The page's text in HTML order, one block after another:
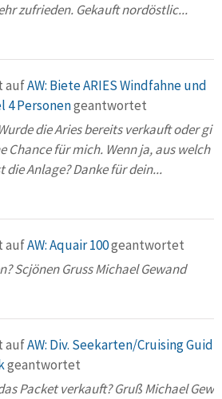
zufrieden. Gekauft nordöstlic...
aufAW: Biete ARIES Windfahne und
4 Personengeantwortet
die Aries bereits verkauft oder gi
Chance für mich. Wenn ja, aus welch
die Anlage? Danke für dein...
aufAW: Aquair 100geantwortet
Scjönen Gruss Michael Gewand
aufAW: Div. Seekarten/Cruising Guid
geantwortet
Packet verkauft? Gruß Michael Gew